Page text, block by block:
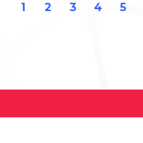
1 2 3 4 5